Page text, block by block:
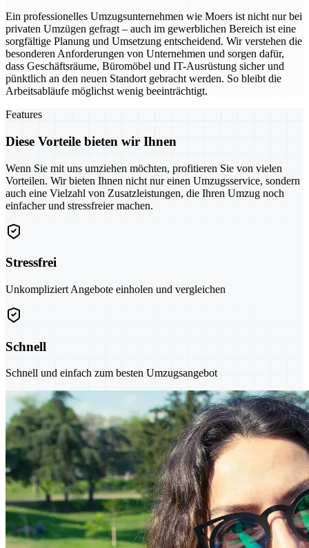
Ein professionelles Umzugsunternehmen wie Moers ist nicht nur bei
privaten Umzügen gefragt – auch im gewerblichen Bereich ist eine
sorgfältige Planung und Umsetzung entscheidend. Wir verstehen die
besonderen Anforderungen von Unternehmen und sorgen dafür,
dass Geschäftsräume, Büromöbel und IT-Ausrüstung sicher und
pünktlich an den neuen Standort gebracht werden. So bleibt die
Arbeitsabläufe möglichst wenig beeinträchtigt.
Features
Diese Vorteile bieten wir Ihnen
Wenn Sie mit uns umziehen möchten, profitieren Sie von vielen
Vorteilen. Wir bieten Ihnen nicht nur einen Umzugsservice, sondern
auch eine Vielzahl von Zusatzleistungen, die Ihren Umzug noch
einfacher und stressfreier machen.
Stressfrei
Unkompliziert Angebote einholen und vergleichen
Schnell
Schnell und einfach zum besten Umzugsangebot